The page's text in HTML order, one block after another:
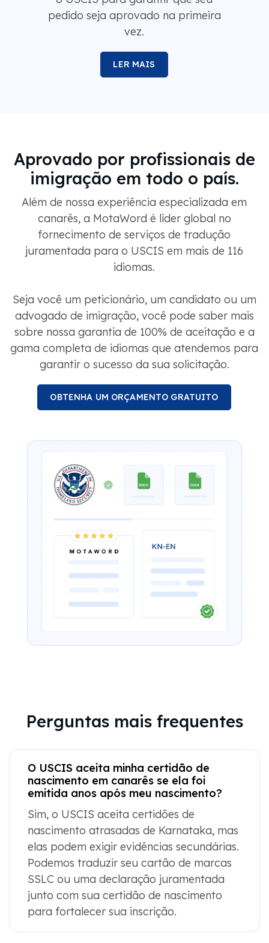
pedido seja aprovado na primeira
vez.
LER MAIS
Aprovado por profissionais de
imigração em todo o país.
Além de nossa experiência especializada em
canarês, a MotaWord é líder global no
fornecimento de serviços de tradução
juramentada para o USCIS em mais de 116
idiomas.
Seja você um peticionário, um candidato ou um
advogado de imigração, você pode saber mais
sobre nossa garantia de 100% de aceitação e a
gama completa de idiomas que atendemos para
garantir o sucesso da sua solicitação.
OBTENHA UM ORÇAMENTO GRATUITO
Perguntas mais frequentes
O USCIS aceita minha certidão de
nascimento em canarês se ela foi
emitida anos após meu nascimento?
Sim, o USCIS aceita certidões de
nascimento atrasadas de Karnataka, mas
elas podem exigir evidências secundárias.
Podemos traduzir seu cartão de marcas
SSLC ou uma declaração juramentada
junto com sua certidão de nascimento
para fortalecer sua inscrição.